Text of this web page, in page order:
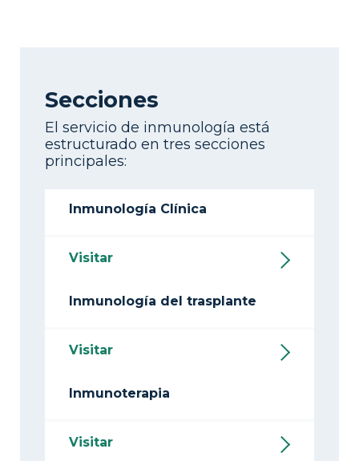
Secciones
El servicio de inmunología está
estructurado en tres secciones
principales:
Inmunología Clínica
Visitar
Inmunología del trasplante
Visitar
Inmunoterapia
Visitar